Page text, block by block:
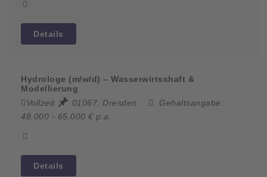
Details
Hydrologe (m/w/d) – Wasserwirtschaft &
Modellierung
Vollzeit
01067, Dresden
Gehaltsangabe:
48.000 - 65.000 € p.a.
Details